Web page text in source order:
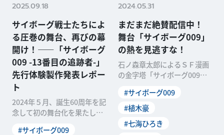
2025.09.18
サイボーグ戦士たちによ
る圧巻の舞台、再びの幕
開け！——「サイボーグ
009 -13番目の追跡者-」
先行体験製作発表レポー
ト
2024年５月、誕生60周年を記
念して初の舞台化を果たした
#サイボーグ009
2024.05.31
まだまだ絶賛配信中！
舞台「サイボーグ009」
の熱を見逃すな！
石ノ森章太郎によるＳＦ漫画
の金字塔「サイボーグ009」
ことを記念して初の舞台化！
５月18日、日本青年館ホール
え大盛況のうちに幕を閉じた
#サイボーグ009
#植木豪
#七海ひろき